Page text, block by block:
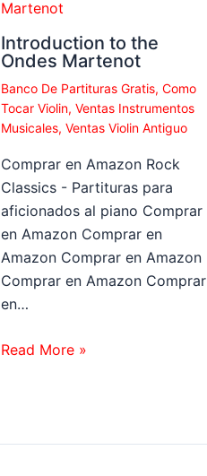
Introduction to the
Ondes Martenot
Banco De Partituras Gratis, Como
Tocar Violin, Ventas Instrumentos
Musicales, Ventas Violin Antiguo
Comprar en Amazon Rock
Classics - Partituras para
aficionados al piano Comprar
en Amazon Comprar en
Amazon Comprar en Amazon
Comprar en Amazon Comprar
en…
Read More »